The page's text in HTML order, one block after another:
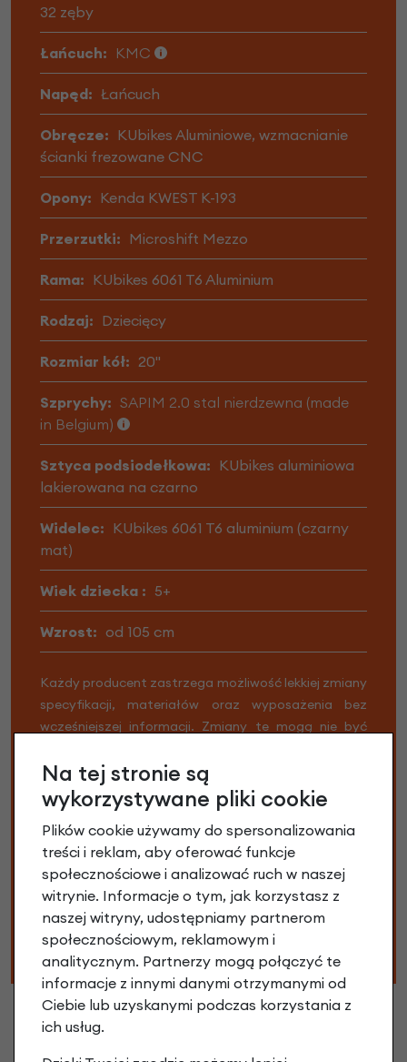
32 zęby
Łańcuch: KMC
Napęd: Łańcuch
Obręcze: KUbikes Aluminiowe, wzmacnianie
ścianki frezowane CNC
Opony: Kenda KWEST K-193
Przerzutki: Microshift Mezzo
Rama: KUbikes 6061 T6 Aluminium
Rodzaj: Dziecięcy
Rozmiar kół: 20"
Szprychy: SAPIM 2.0 stal nierdzewna (made
in Belgium)
Sztyca podsiodełkowa: KUbikes aluminiowa
lakierowana na czarno
Widelec: KUbikes 6061 T6 aluminium (czarny
mat)
Wiek dziecka : 5+
Wzrost: od 105 cm
Każdy producent zastrzega możliwość lekkiej zmiany
specyfikacji, materiałów oraz wyposażenia bez
wcześniejszej informacji. Zmiany te mogą nie być
związku z tym dostarczony do Ciebie rower może
różnić się niektórymi częściami. Nie stanowi to wady i
nie wpływa to na funkcjonalność techniczną roweru.
Dlatego możliwe jest, że Twój rower jest
zmontowany nieco inaczej niż podaje specyfikacja.
Na przykład może się zdarzyć, że w swoim rowerze
znajdziesz inne pedały, gripy lub łańcuch. Nie martw
się, Twój rower i części zamienne nadal są w wysokiej
jakości.
Na tej stronie są
wykorzystywane pliki cookie
Plików cookie używamy do spersonalizowania
treści i reklam, aby oferować funkcje
społecznościowe i analizować ruch w naszej
witrynie. Informacje o tym, jak korzystasz z
naszej witryny, udostępniamy partnerom
społecznościowym, reklamowym i
analitycznym. Partnerzy mogą połączyć te
informacje z innymi danymi otrzymanymi od
Ciebie lub uzyskanymi podczas korzystania z
ich usług.